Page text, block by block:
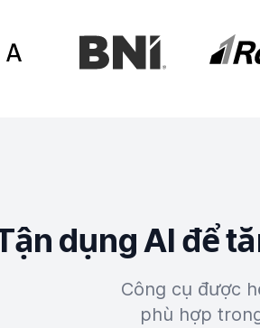
dụng AI để
Công cụ được
phù hợp